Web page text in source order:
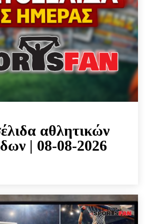
αθλητικών
| 08-08-2026